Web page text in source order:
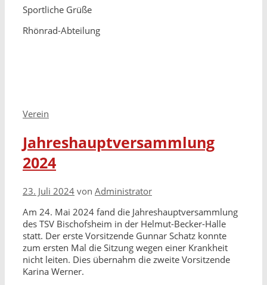
Sportliche Grüße
Rhönrad-Abteilung
Kategorien
Verein
Jahreshauptversammlung
2024
23. Juli 2024 von Administrator
Am 24. Mai 2024 fand die Jahreshauptversammlung
des TSV Bischofsheim in der Helmut-Becker-Halle
statt. Der erste Vorsitzende Gunnar Schatz konnte
zum ersten Mal die Sitzung wegen einer Krankheit
nicht leiten. Dies übernahm die zweite Vorsitzende
Karina Werner.